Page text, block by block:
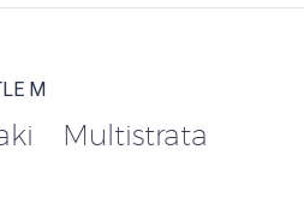
M
Multistrata